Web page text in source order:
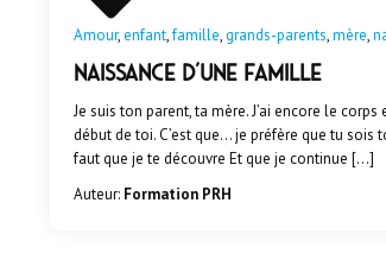
Amour,enfant,famille,grands-parents,mère,
NAISSANCE D’UNE FAMILLE
Je suis ton parent, ta mère. J’ai encore le
début de toi. C’est que… je préfère que tu
faut que je te découvre Et que je continue […]
Auteur: Formation PRH